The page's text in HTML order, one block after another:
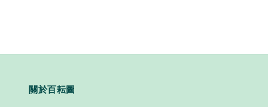
關於百耘圖